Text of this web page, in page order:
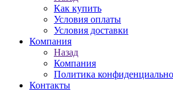
Как купить
Условия оплаты
Условия доставки
Компания
Назад
Компания
Политика
Контакты